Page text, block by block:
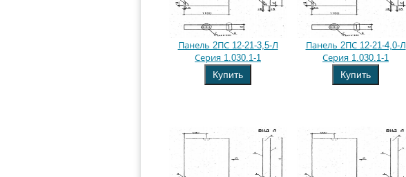
Панель 2ПС 12-21-3,5-Л
Серия 1.030.1-1
Купить
Панель 2ПС 12-21-4,0-Л
Серия 1.030.1-1
Купить